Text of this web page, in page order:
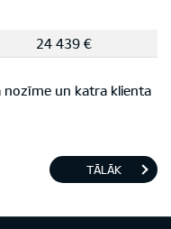
24 439 €
un katra klienta
TĀLĀK